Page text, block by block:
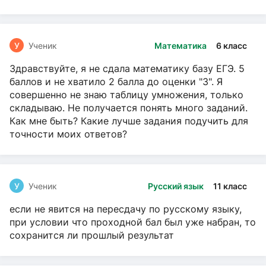
Математика 6 класс
У Ученик
Здравствуйте, я не сдала математику базу ЕГЭ. 5
баллов и не хватило 2 балла до оценки "3". Я
совершенно не знаю таблицу умножения, только
складываю. Не получается понять много заданий.
Как мне быть? Какие лучше задания подучить для
точности моих ответов?
Русский язык 11 класс
У Ученик
если не явится на пересдачу по русскому языку,
при условии что проходной бал был уже набран, то
сохранится ли прошлый результат